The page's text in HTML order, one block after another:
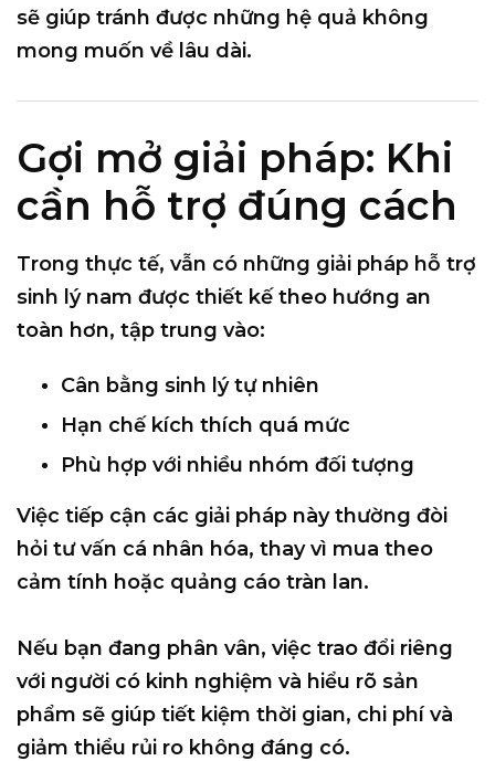
sẽ giúp tránh được những hệ quả không
mong muốn về lâu dài.
Gợi mở giải pháp: Khi
cần hỗ trợ đúng cách
Trong thực tế, vẫn có những giải pháp hỗ trợ
sinh lý nam được thiết kế theo hướng an
toàn hơn, tập trung vào:
Cân bằng sinh lý tự nhiên
Hạn chế kích thích quá mức
Phù hợp với nhiều nhóm đối tượng
Việc tiếp cận các giải pháp này thường đòi
hỏi tư vấn cá nhân hóa, thay vì mua theo
cảm tính hoặc quảng cáo tràn lan.
Nếu bạn đang phân vân, việc trao đổi riêng
với người có kinh nghiệm và hiểu rõ sản
phẩm sẽ giúp tiết kiệm thời gian, chi phí và
giảm thiểu rủi ro không đáng có.